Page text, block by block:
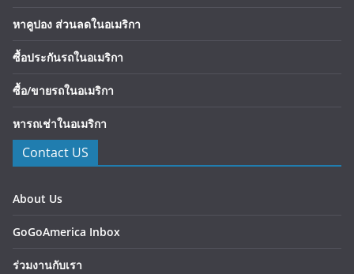
หาคูปอง ส่วนลดในอเมริกา
ซื้อประกันรถในอเมริกา
ซื้อ/ขายรถในอเมริกา
หารถเช่าในอเมริกา
Contact US
About Us
GoGoAmerica Inbox
ร่วมงานกับเรา